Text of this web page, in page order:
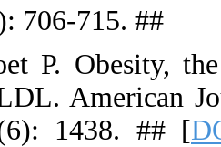
2012; 7(5):
25.
oxidized
2006;